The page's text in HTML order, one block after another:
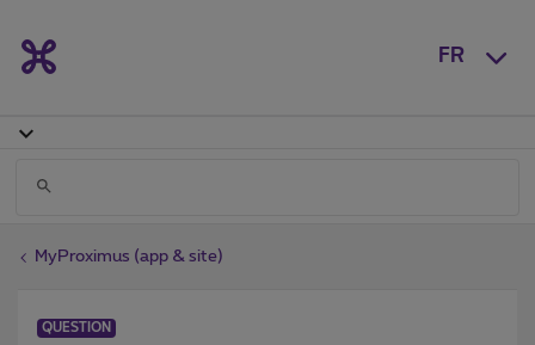
FR
MyProximus (app & site)
QUESTION